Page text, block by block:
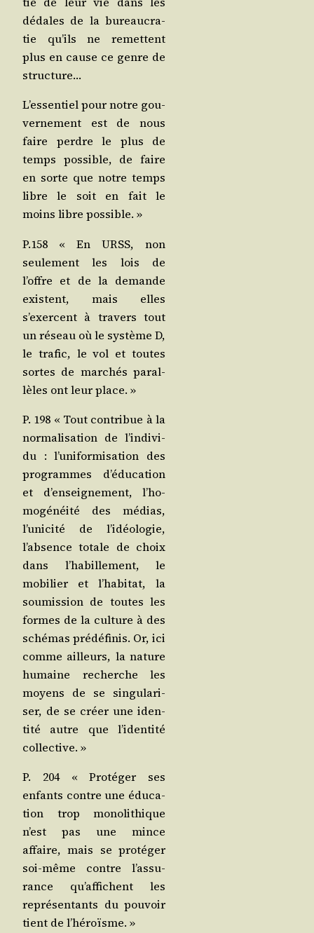
dédales de la bureau­cra­
tie qu’ils ne remettent
plus en cause ce genre de
structure…
L’es­sen­tiel pour notre gou­
ver­ne­ment est de nous
faire perdre le plus de
temps pos­sible, de faire
en sorte que notre temps
libre le soit en fait le
moins libre possible. »
P.158 « En URSS, non
seule­ment les lois de
l’offre et de la demande
existent, mais elles
s’exercent à tra­vers tout
un réseau où le sys­tème D,
le tra­fic, le vol et toutes
sortes de mar­chés paral­
lèles ont leur place. »
P. 198 « Tout contri­bue à la
nor­ma­li­sa­tion de l’in­di­vi­
du : l’u­ni­for­mi­sa­tion des
pro­grammes d’é­du­ca­tion
et d’en­sei­gne­ment, l’ho­
mo­gé­néi­té des médias,
l’u­ni­ci­té de l’i­déo­lo­gie,
l’ab­sence totale de choix
dans l’ha­bille­ment, le
mobi­lier et l’ha­bi­tat, la
sou­mis­sion de toutes les
formes de la culture à des
sché­mas pré­dé­fi­nis. Or, ici
comme ailleurs, la nature
humaine recherche les
moyens de se sin­gu­la­ri­
ser, de se créer une iden­
ti­té autre que l’i­den­ti­té
collective. »
P. 204 « Pro­té­ger ses
enfants contre une édu­ca­
tion trop mono­li­thique
n’est pas une mince
affaire, mais se pro­té­ger
soi-même contre l’as­su­
rance qu’af­fichent les
repré­sen­tants du pou­voir
tient de l’héroïsme. »